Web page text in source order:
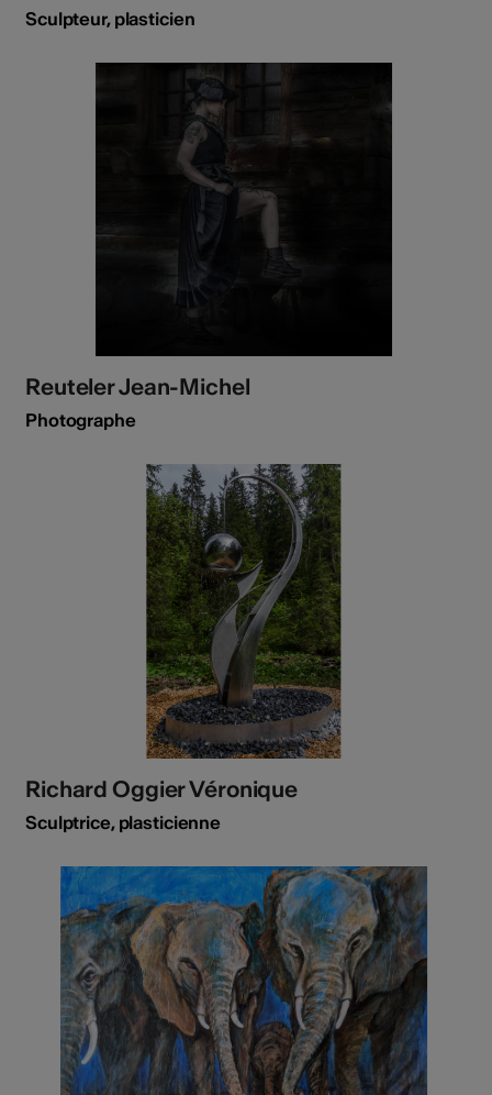
Sculpteur, plasticien
Reuteler Jean-Michel
Photographe
Richard Oggier Véronique
Sculptrice, plasticienne